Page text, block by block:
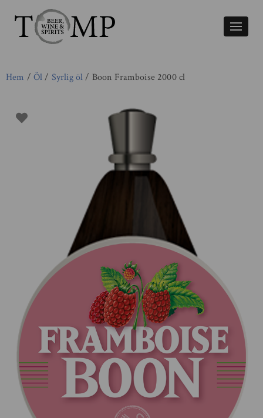
Växla
Hem / Öl/ Syrlig öl/ Boon Framboise 2000 cl